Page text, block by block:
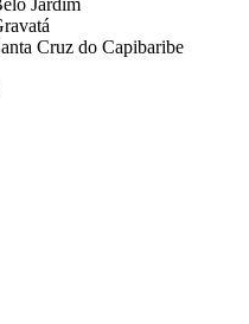
Jardim
Cruz do Capibaribe